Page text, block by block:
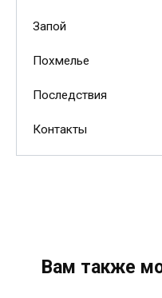
Запой
Похмелье
Последствия
Контакты
Вам также